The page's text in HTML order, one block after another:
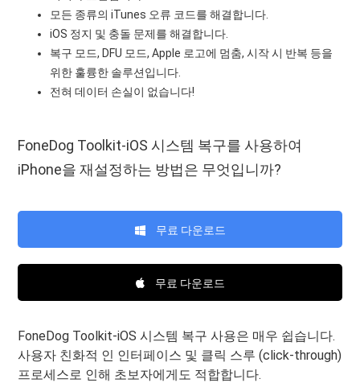
모든 종류의 iTunes 오류 코드를 해결합니다.
iOS 정지 및 충돌 문제를 해결합니다.
복구 모드, DFU 모드, Apple 로고에 멈춤, 시작 시 반복 등을
위한 훌륭한 솔루션입니다.
전혀 데이터 손실이 없습니다!
FoneDog Toolkit-iOS 시스템 복구를 사용하여
iPhone을 재설정하는 방법은 무엇입니까?
무료 다운로드
무료 다운로드
FoneDog Toolkit-iOS 시스템 복구 사용은 매우 쉽습니다.
사용자 친화적 인 인터페이스 및 클릭 스루 (click-through)
프로세스로 인해 초보자에게도 적합합니다.